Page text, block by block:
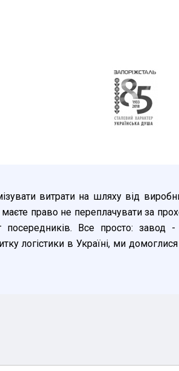
витрати на шляху від
право не переплачувати за
Все просто: завод -
логістики в Україні, ми
отримати драбину, наприклад - в
банківські додатки, наложений